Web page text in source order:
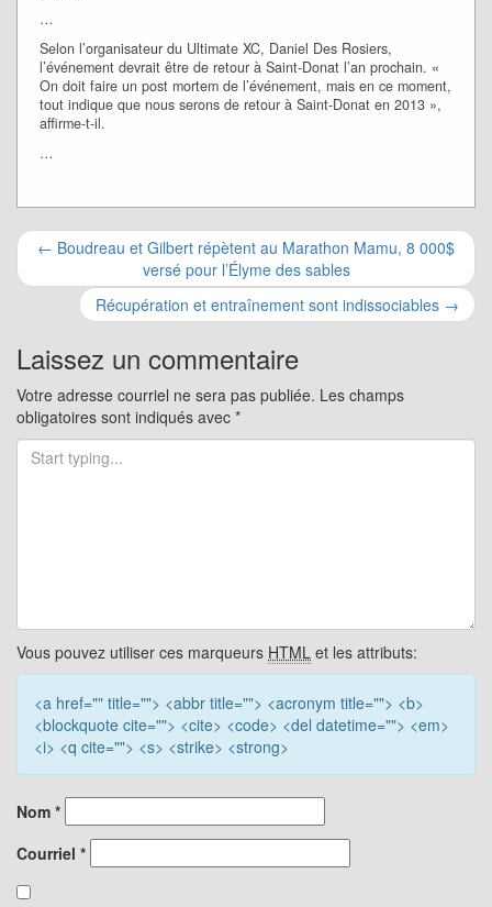
…
Selon l’organisateur du Ultimate XC, Daniel Des Rosiers,
l’événement devrait être de retour à Saint-Donat l’an prochain. «
On doit faire un post mortem de l’événement, mais en ce moment,
tout indique que nous serons de retour à Saint-Donat en 2013 »,
affirme-t-il.
…
Navigation
pour
les
articles
← Boudreau et Gilbert répètent au Marathon Mamu, 8 000$
versé pour l’Élyme des sables
Récupération et entraînement sont indissociables →
Laissez un commentaire
Votre adresse courriel ne sera pas publiée. Les champs
obligatoires sont indiqués avec *
Vous pouvez utiliser ces marqueurs HTML et les attributs:
<a href="" title=""> <abbr title=""> <acronym title=""> <b>
<blockquote cite=""> <cite> <code> <del datetime=""> <em>
<i> <q cite=""> <s> <strike> <strong>
Nom *
Courriel *